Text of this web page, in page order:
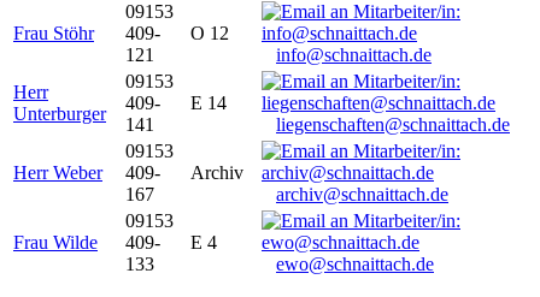
Frau Stöhr
09153
409-
121
O 12
info@schnaittach.de
Herr
Unterburger
09153
409-
141
E 14
liegenschaften@schnaittach.de
Herr Weber
09153
409-
167
Archiv
archiv@schnaittach.de
Frau Wilde
09153
409-
133
E 4
ewo@schnaittach.de